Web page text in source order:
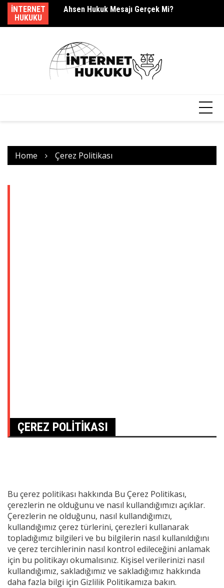
Skip
content
INTERNET
HUKUKU
Ahsen Hukuk Mesajı Gerçek Mi?
Home Çerez Politikası
ÇEREZ POLITIKASI
Bu çerez politikası hakkında Bu Çerez Politikası,
çerezlerin ne olduğunu ve nasıl kullandığımızı açıklar.
Çerezlerin ne olduğunu, nasıl kullandığımızı,
kullandığımız çerez türlerini, çerezleri kullanarak
topladığımız bilgileri ve bu bilgilerin nasıl kullanıldığını
ve çerez tercihlerinin nasıl kontrol edileceğini anlamak
için bu politikayı okumalısınız. Kişisel verilerinizi nasıl
kullandığımız, sakladığımız ve sakladığımız hakkında
daha fazla bilgi için Gizlilik Politikamıza bakın.